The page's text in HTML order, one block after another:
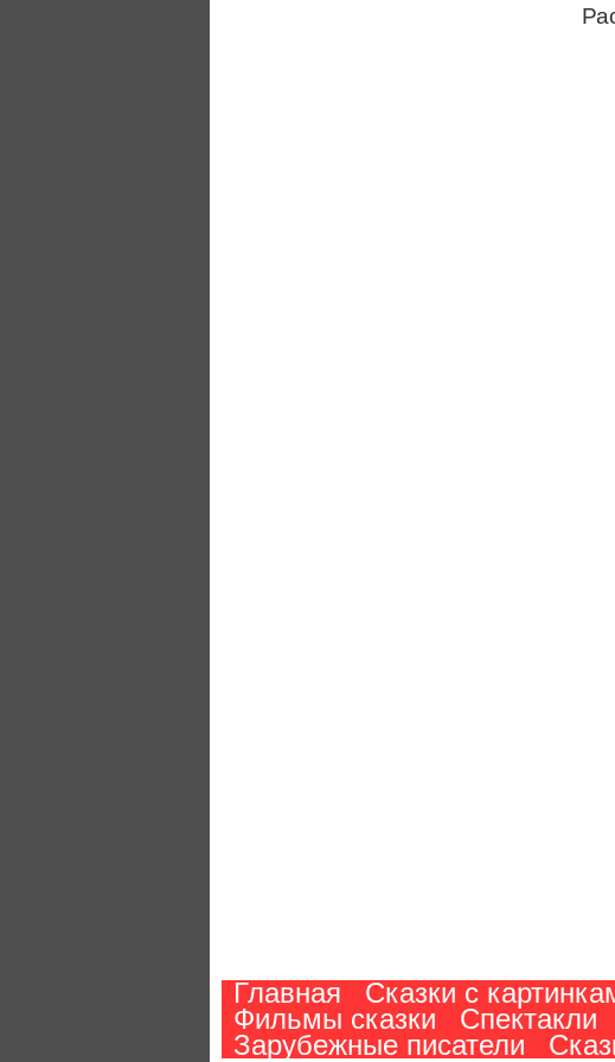
Главная Сказки с
Фильмы сказки
Спектакли
Зарубежные писатели